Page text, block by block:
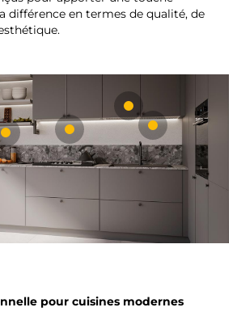
différence en termes de qualité, de
pour cuisines modernes